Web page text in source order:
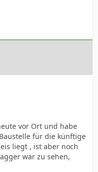
vor Ort und habe
für die künftige
liegt , ist aber noch
war zu sehen,